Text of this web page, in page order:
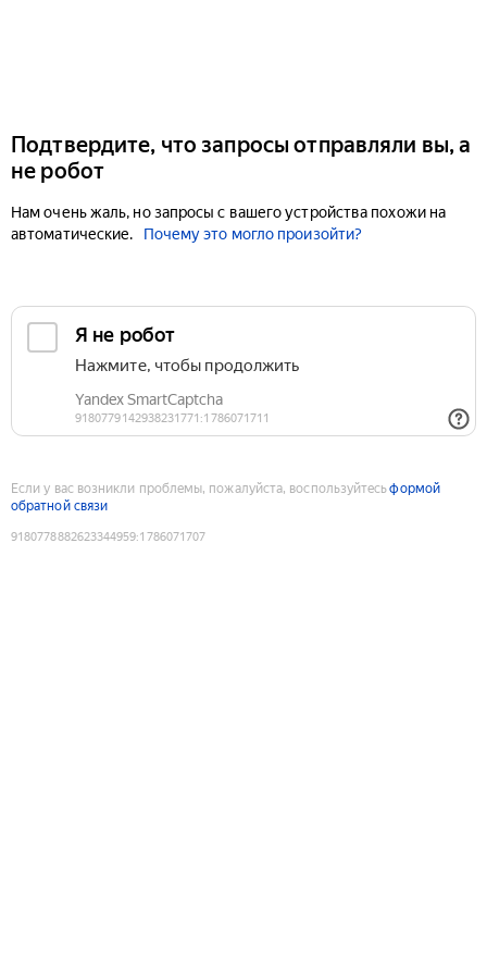
Подтвердите, что запросы отправляли вы, а
не робот
Нам очень жаль, но запросы с вашего устройства похожи на
автоматические.
Почему это могло произойти?
Если у вас возникли проблемы, пожалуйста, воспользуйтесьформой
обратной связи
9180778882623344959:1786071707